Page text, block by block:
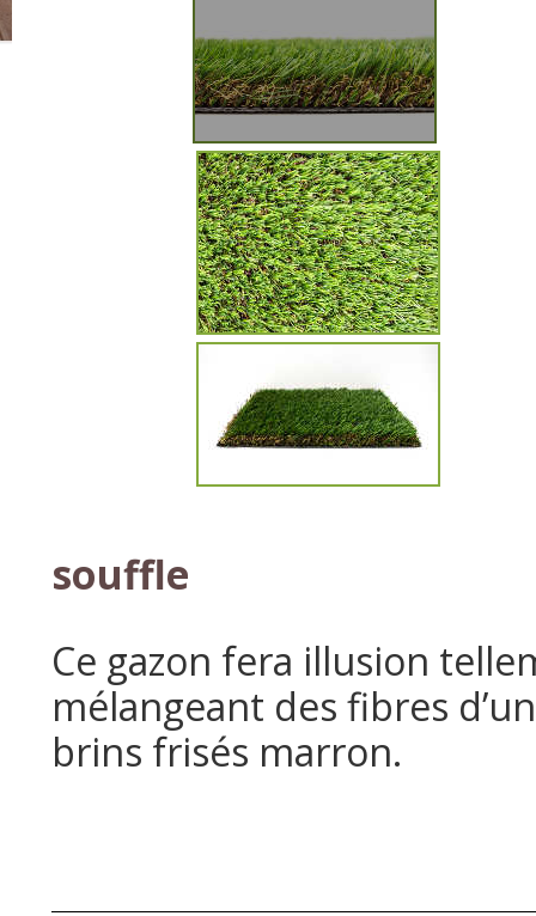
souffle
Ce gazon fera illusion
mélangeant des fibres
brins frisés marron.